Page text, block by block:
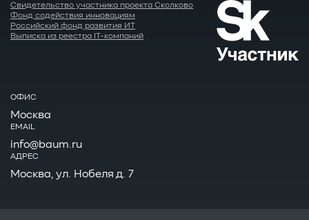
Свидетельство участника проекта Сколково
Фонд содействия инновациям
Российский фонд развития ИТ
Выписка из реестра IT-компаний
ОФИС
Москва
EMAIL
info@baum.ru
АДРЕС
Москва, ул. Нобеля д. 7